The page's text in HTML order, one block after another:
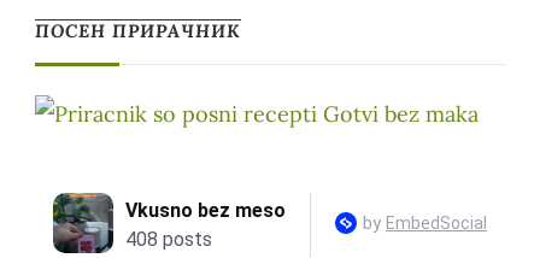
ПОСЕН ПРИРАЧНИК